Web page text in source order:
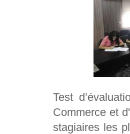
Test
Commerce et
stagiaires les